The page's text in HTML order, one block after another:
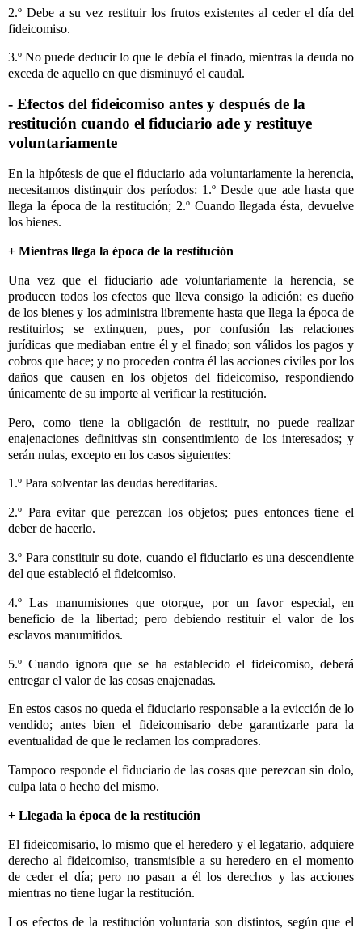
2.º Debe a su vez restituir los frutos existentes al ceder el día del
fideicomiso.
3.º No puede deducir lo que le debía el finado, mientras la deuda no
exceda de aquello en que disminuyó el caudal.
- Efectos del fideicomiso antes y después de la
restitución cuando el fiduciario ade y restituye
voluntariamente
En la hipótesis de que el fiduciario ada voluntariamente la herencia,
necesitamos distinguir dos períodos: 1.º Desde que ade hasta que
llega la época de la restitución; 2.º Cuando llegada ésta, devuelve
los bienes.
+ Mientras llega la época de la restitución
Una vez que el fiduciario ade voluntariamente la herencia, se
producen todos los efectos que lleva consigo la adición; es dueño
de los bienes y los administra libremente hasta que llega la época de
restituirlos; se extinguen, pues, por confusión las relaciones
jurídicas que mediaban entre él y el finado; son válidos los pagos y
cobros que hace; y no proceden contra él las acciones civiles por los
daños que causen en los objetos del fideicomiso, respondiendo
únicamente de su importe al verificar la restitución.
Pero, como tiene la obligación de restituir, no puede realizar
enajenaciones definitivas sin consentimiento de los interesados; y
serán nulas, excepto en los casos siguientes:
1.º Para solventar las deudas hereditarias.
2.º Para evitar que perezcan los objetos; pues entonces tiene el
deber de hacerlo.
3.º Para constituir su dote, cuando el fiduciario es una descendiente
del que estableció el fideicomiso.
4.º Las manumisiones que otorgue, por un favor especial, en
beneficio de la libertad; pero debiendo restituir el valor de los
esclavos manumitidos.
5.º Cuando ignora que se ha establecido el fideicomiso, deberá
entregar el valor de las cosas enajenadas.
En estos casos no queda el fiduciario responsable a la evicción de lo
vendido; antes bien el fideicomisario debe garantizarle para la
eventualidad de que le reclamen los compradores.
Tampoco responde el fiduciario de las cosas que perezcan sin dolo,
culpa lata o hecho del mismo.
+ Llegada la época de la restitución
El fideicomisario, lo mismo que el heredero y el legatario, adquiere
derecho al fideicomiso, transmisible a su heredero en el momento
de ceder el día; pero no pasan a él los derechos y las acciones
mientras no tiene lugar la restitución.
Los efectos de la restitución voluntaria son distintos, según que el